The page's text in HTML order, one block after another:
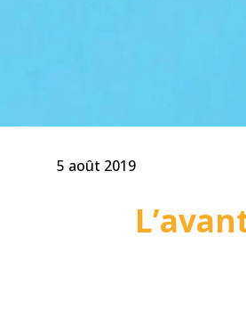
5 août 2019